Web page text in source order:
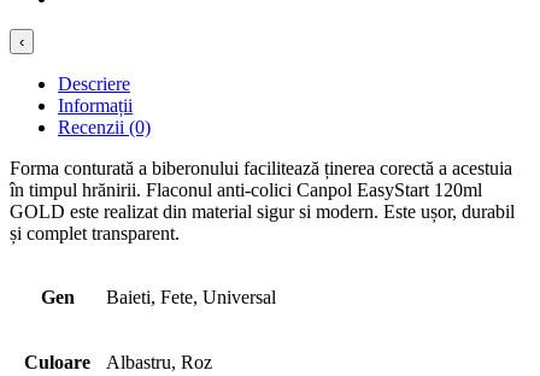
‹
Descriere
Informații
Recenzii (0)
Forma conturată a biberonului facilitează ținerea corectă a acestuia
în timpul hrănirii. Flaconul anti-colici Canpol EasyStart 120ml
GOLD este realizat din material sigur si modern. Este ușor, durabil
și complet transparent.
Gen Baieti, Fete, Universal
Culoare Albastru, Roz